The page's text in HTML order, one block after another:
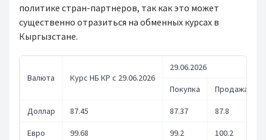
политике стран-партнеров, так как это может
существенно отразиться на обменных курсах в
Кыргызстане.
Валюта Курс НБ КР с 29.06.2026
29.06.2026
Покупка Продажа
Доллар 87.45 87.37 87.8
Евро 99.68 99.2 100.2